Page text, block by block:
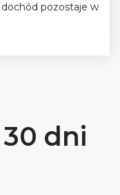
dochód pozostaje w
30 dni